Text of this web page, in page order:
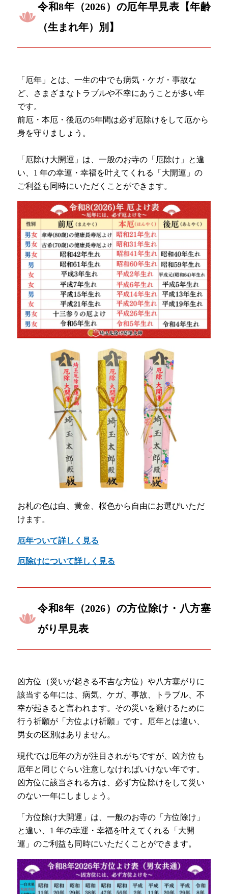
令和8年（2026）の厄年早見表【年齢
（生まれ年）別】
「厄年」とは、一生の中でも病気・ケガ・事故な
ど、さまざまなトラブルや不幸にあうことが多い年
です。
前厄・本厄・後厄の5年間は必ず厄除けをして厄から
身を守りましょう。
「厄除け大開運」は、一般のお寺の「厄除け」と違
い、1 年の幸運・幸福を叶えてくれる「大開運」の
ご利益も同時にいただくことができます。
お札の色は白、黄金、桜色から自由にお選びいただ
けます。
厄年ついて詳しく見る
厄除けについて詳しく見る
令和8年（2026）の方位除け・八方塞
がり早見表
凶方位（災いが起きる不吉な方位）や八方塞がりに
該当する年には、病気、ケガ、事故、トラブル、不
幸が起きると言われます。その災いを避けるために
行う祈願が「方位よけ祈願」です。厄年とは違い、
男女の区別はありません。
現代では厄年の方が注目されがちですが、凶方位も
厄年と同じぐらい注意しなければいけない年です。
凶方位に該当される方は、必ず方位除けをして災い
のない一年にしましょう。
「方位除け大開運」は、一般のお寺の「方位除け」
と違い、1 年の幸運・幸福を叶えてくれる「大開
運」のご利益も同時にいただくことができます。